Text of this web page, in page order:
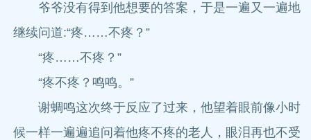
爷爷没有得到他想要的答案，于是一遍又一遍地
继续问道:“疼……不疼？”
“疼……不疼？”
“疼不疼？鸣鸣。”
谢蜩鸣这次终于反应了过来，他望着眼前像小时
候一样一遍遍追问着他疼不疼的老人，眼泪再也不受